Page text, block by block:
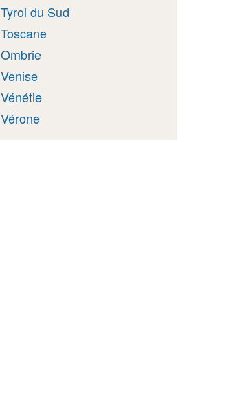
Tyrol du Sud
Toscane
Ombrie
Venise
Vénétie
Vérone